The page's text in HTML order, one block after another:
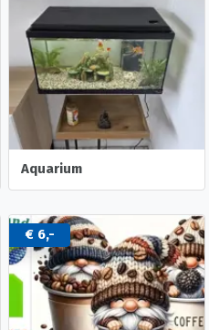
Aquarium
€ 6,-